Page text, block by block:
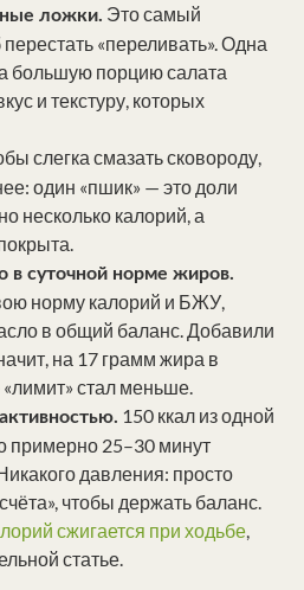
ложки. Это самый
«переливать». Одна
большую порцию салата
и текстуру, которых
слегка смазать сковороду,
один «пшик» — это доли
несколько калорий, а
в суточной норме жиров.
норму калорий и БЖУ,
в общий баланс. Добавили
на 17 грамм жира в
стал меньше.
150 ккал из одной
примерно 25–30 минут
давления: просто
чтобы держать баланс.
сжигается при ходьбе,
статье.